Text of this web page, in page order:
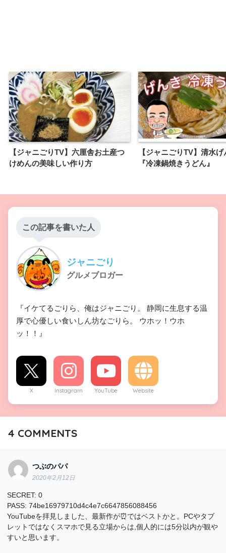
【ジャニごりTV】六厘舎お土産つ
けめんの美味しい作り方
【ジャニごりTV】清水
『冷凍鍋焼きうどん』
この記事を書いた人
ジャニごり
グルメブロガー
『イケてるごりら、俺はジャニごり。 静岡に生息する温
厚で心優しい食いしん坊なごりら。 ウホッ！ウホ
ッ！！』
X Instagram YouTube Website
4 COMMENTS
つぶのパパ
2020年2月12日
SECRET: 0
PASS: 74be16979710d4c4e7c6647856088456
YouTubeを拝見しました、最新作が⏰ではベストかと。PCやタブ
レットではなくスマホで見る立場からは,個人的には5分以内が観や
すいと思います。